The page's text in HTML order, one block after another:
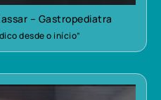
– Gastropediatra
desde o início”